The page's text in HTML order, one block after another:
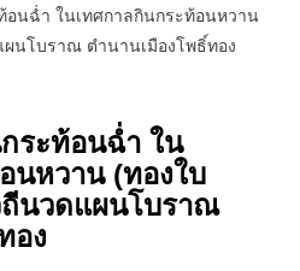
อนฉ่ำ ในเทศกาลกินกระท้อนหวาน
นโบราณ ตำนานเมืองโพธิ์ทอง
ระท้อนฉ่ำ ใน
นหวาน (ทองใบ
นวดแผนโบราณ
อง